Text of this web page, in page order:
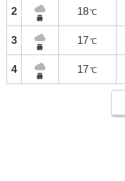
2
曇
18 ℃
3
曇
17 ℃
4
曇
17 ℃